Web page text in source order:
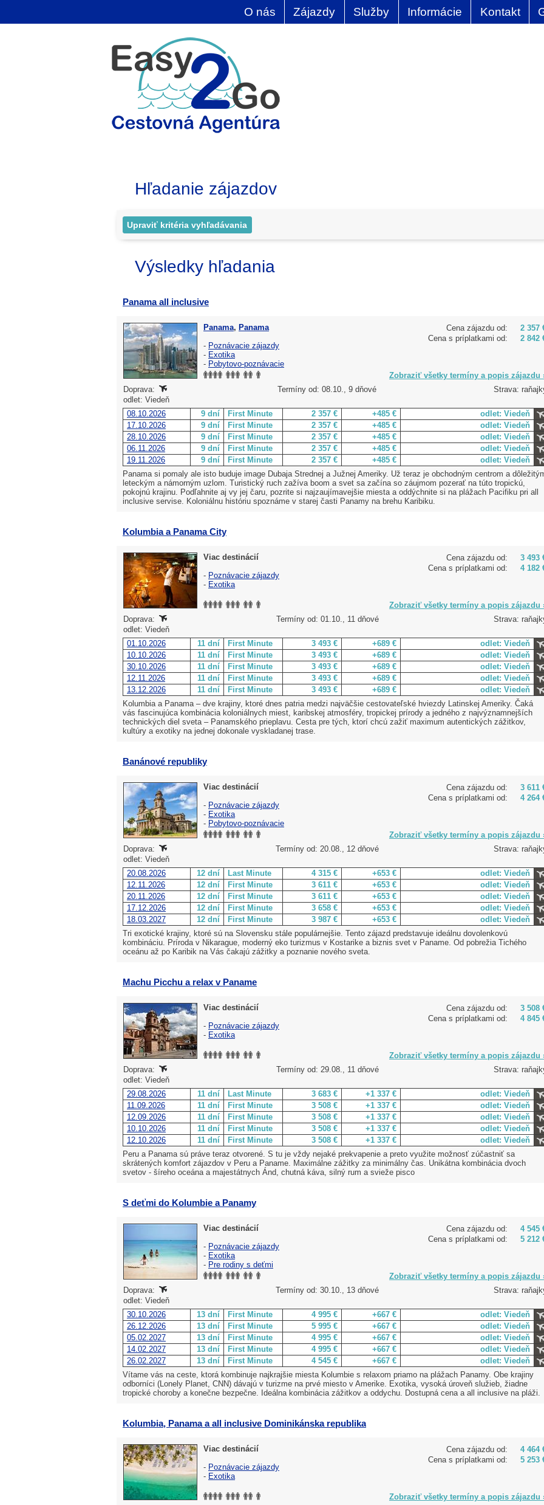
O nás Zájazdy Služby Informácie Kontakt
Hľadanie zájazdov
Výsledky hľadania
Panama all inclusive
Cena zájazdu od:
2 357
Cena s príplatkami od:
2 842
Panama, Panama
- Poznávacie zájazdy
- Exotika
- Pobytovo-poznávacie
Zobraziť všetky termíny a popis zájazdu
Doprava:
Termíny od: 08.10., 9 dňové
Strava:
odlet: Viedeň
08.10.2026
9 dní First Minute 2 357 € +485 €
odlet: Viedeň
17.10.2026
9 dní First Minute 2 357 € +485 €
odlet: Viedeň
28.10.2026
9 dní First Minute 2 357 € +485 €
odlet: Viedeň
06.11.2026
9 dní First Minute 2 357 € +485 €
odlet: Viedeň
19.11.2026
9 dní First Minute 2 357 € +485 €
odlet: Viedeň
Panama si pomaly ale isto buduje image Dubaja Strednej a Južnej Ameriky. Už teraz je obchodným centrom a
leteckým a námorným uzlom. Turistický ruch zažíva boom a svet sa začína so záujmom pozerať na túto tropickú,
pokojnú krajinu. Podľahnite aj vy jej čaru, pozrite si najzaujímavejšie miesta a oddýchnite si na plážach Pacifiku pri all
inclusive servise. Koloniálnu históriu spoznáme v starej časti Panamy na brehu Karibiku.
Kolumbia a Panama City
Cena zájazdu od:
3 493
Cena s príplatkami od:
4 182
Viac destinácií
- Poznávacie zájazdy
- Exotika
Zobraziť všetky termíny a popis zájazdu
Doprava:
Termíny od: 01.10., 11 dňové
Strava:
odlet: Viedeň
01.10.2026
11 dní First Minute 3 493 € +689 €
odlet: Viedeň
10.10.2026
11 dní First Minute 3 493 € +689 €
odlet: Viedeň
30.10.2026
11 dní First Minute 3 493 € +689 €
odlet: Viedeň
12.11.2026
11 dní First Minute 3 493 € +689 €
odlet: Viedeň
13.12.2026
11 dní First Minute 3 493 € +689 €
odlet: Viedeň
Kolumbia a Panama – dve krajiny, ktoré dnes patria medzi najväčšie cestovateľské hviezdy Latinskej Ameriky. Čaká
vás fascinujúca kombinácia koloniálnych miest, karibskej atmosféry, tropickej prírody a jedného z najvýznamnejších
technických diel sveta – Panamského prieplavu. Cesta pre tých, ktorí chcú zažiť maximum autentických zážitkov,
kultúry a exotiky na jednej dokonale vyskladanej trase.
Banánové republiky
Cena zájazdu od:
3 611
Cena s príplatkami od:
4 264
Viac destinácií
- Poznávacie zájazdy
- Exotika
- Pobytovo-poznávacie
Zobraziť všetky termíny a popis zájazdu
Doprava:
Termíny od: 20.08., 12 dňové
Strava:
odlet: Viedeň
20.08.2026
12 dní Last Minute 4 315 € +653 €
odlet: Viedeň
12.11.2026
12 dní First Minute 3 611 € +653 €
odlet: Viedeň
20.11.2026
12 dní First Minute 3 611 € +653 €
odlet: Viedeň
17.12.2026
12 dní First Minute 3 658 € +653 €
odlet: Viedeň
18.03.2027
12 dní First Minute 3 987 € +653 €
odlet: Viedeň
Tri exotické krajiny, ktoré sú na Slovensku stále populárnejšie. Tento zájazd predstavuje ideálnu dovolenkovú
kombináciu. Príroda v Nikarague, moderný eko turizmus v Kostarike a biznis svet v Paname. Od pobrežia Tichého
oceánu až po Karibik na Vás čakajú zážitky a poznanie nového sveta.
Machu Picchu a relax v Paname
Cena zájazdu od:
3 508
Cena s príplatkami od:
4 845
Viac destinácií
- Poznávacie zájazdy
- Exotika
Zobraziť všetky termíny a popis zájazdu
Doprava:
Termíny od: 29.08., 11 dňové
Strava:
odlet: Viedeň
29.08.2026
11 dní Last Minute 3 683 € +1 337 €
odlet: Viedeň
11.09.2026
11 dní First Minute 3 508 € +1 337 €
odlet: Viedeň
12.09.2026
11 dní First Minute 3 508 € +1 337 €
odlet: Viedeň
10.10.2026
11 dní First Minute 3 508 € +1 337 €
odlet: Viedeň
12.10.2026
11 dní First Minute 3 508 € +1 337 €
odlet: Viedeň
Peru a Panama sú práve teraz otvorené. S tu je vždy nejaké prekvapenie a preto využite možnosť zúčastniť sa
skrátených komfort zájazdov v Peru a Paname. Maximálne zážitky za minimálny čas. Unikátna kombinácia dvoch
svetov - šíreho oceána a majestátnych Ánd, chutná káva, silný rum a svieže pisco
S deťmi do Kolumbie a Panamy
Cena zájazdu od:
4 545
Cena s príplatkami od:
5 212
Viac destinácií
- Poznávacie zájazdy
- Exotika
- Pre rodiny s deťmi
Zobraziť všetky termíny a popis zájazdu
Doprava:
Termíny od: 30.10., 13 dňové
Strava:
odlet: Viedeň
30.10.2026
13 dní First Minute 4 995 € +667 €
odlet: Viedeň
26.12.2026
13 dní First Minute 5 995 € +667 €
odlet: Viedeň
05.02.2027
13 dní First Minute 4 995 € +667 €
odlet: Viedeň
14.02.2027
13 dní First Minute 4 995 € +667 €
odlet: Viedeň
26.02.2027
13 dní First Minute 4 545 € +667 €
odlet: Viedeň
Vítame vás na ceste, ktorá kombinuje najkrajšie miesta Kolumbie s relaxom priamo na plážach Panamy. Obe krajiny
odborníci (Lonely Planet, CNN) dávajú v turizme na prvé miesto v Amerike. Exotika, vysoká úroveň služieb, žiadne
tropické choroby a konečne bezpečne. Ideálna kombinácia zážitkov a oddychu. Dostupná cena a all inclusive na pláži.
Kolumbia, Panama a all inclusive Dominikánska republika
Cena zájazdu od:
4 464
Cena s príplatkami od:
5 253
Viac destinácií
- Poznávacie zájazdy
- Exotika
Zobraziť všetky termíny a popis zájazdu